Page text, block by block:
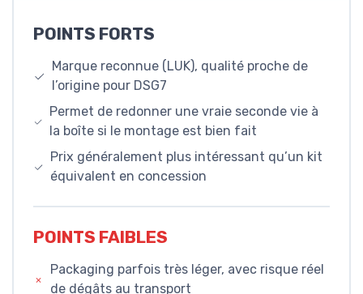
POINTS FORTS
Marque reconnue (LUK), qualité proche de
l’origine pour DSG7
Permet de redonner une vraie seconde vie à
la boîte si le montage est bien fait
Prix généralement plus intéressant qu’un kit
équivalent en concession
POINTS FAIBLES
Packaging parfois très léger, avec risque réel
de dégâts au transport